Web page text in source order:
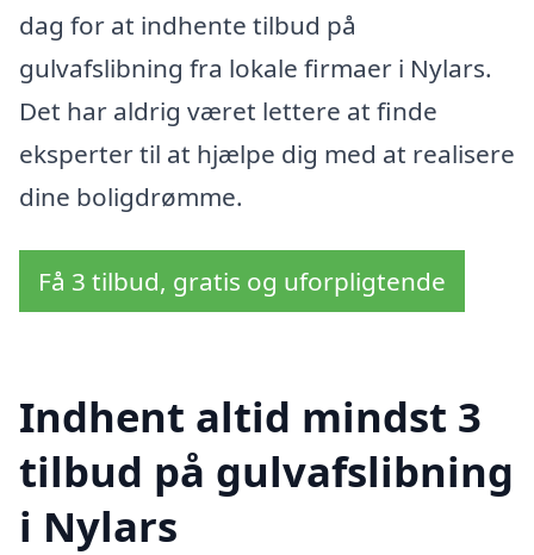
dag for at indhente tilbud på
gulvafslibning fra lokale firmaer i Nylars.
Det har aldrig været lettere at finde
eksperter til at hjælpe dig med at realisere
dine boligdrømme.
Få 3 tilbud, gratis og uforpligtende
Indhent altid mindst 3
tilbud på gulvafslibning
i Nylars